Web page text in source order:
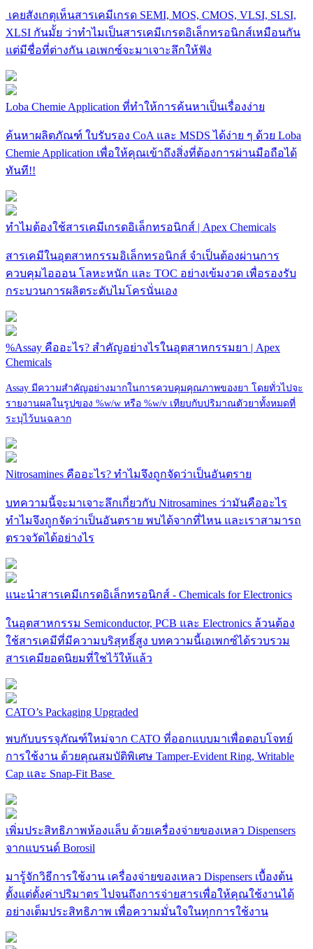
เคยสังเกตุเห็นสารเคมีเกรด SEMI, MOS, CMOS, VLSI, SLSI,
XLSI กันมั้ย ว่าทำไมเป็นสารเคมีเกรดอิเล็กทรอนิกส์เหมือนกัน
แต่มีชื่อที่ต่างกัน เอเพกซ์จะมาเจาะลึกให้ฟัง
Loba Chemie Application ที่ทำให้การค้นหาเป็นเรื่องง่าย
ค้นหาผลิตภัณฑ์ ใบรับรอง CoA และ MSDS ได้ง่าย ๆ ด้วย Loba
Chemie Application เพื่อให้คุณเข้าถึงสิ่งที่ต้องการผ่านมือถือได้
ทันที!!
ทำไมต้องใช้สารเคมีเกรดอิเล็กทรอนิกส์ | Apex Chemicals
สารเคมีในอุตสาหกรรมอิเล็กทรอนิกส์ จำเป็นต้องผ่านการ
ควบคุมไอออน โลหะหนัก และ TOC อย่างเข้มงวด เพื่อรองรับ
กระบวนการผลิตระดับไมโครนั่นเอง
%Assay คืออะไร? สำคัญอย่างไรในอุตสาหกรรมยา | Apex
Chemicals
Assay มีความสำคัญอย่างมากในการควบคุมคุณภาพของยา โดยทั่วไปจะ
รายงานผลในรูปของ %w/w หรือ %w/v เทียบกับปริมาณตัวยาทั้งหมดที่
ระบุไว้บนฉลาก
Nitrosamines คืออะไร? ทำไมจึงถูกจัดว่าเป็นอันตราย
บทความนี้จะมาเจาะลึกเกี่ยวกับ Nitrosamines ว่ามันคืออะไร
ทำไมจึงถูกจัดว่าเป็นอันตราย พบได้จากที่ไหน และเราสามารถ
ตรวจวัดได้อย่างไร
แนะนำสารเคมีเกรดอิเล็กทรอนิกส์ - Chemicals for Electronics
ในอุตสาหกรรม Semiconductor, PCB และ Electronics ล้วนต้อง
ใช้สารเคมีที่มีความบริสุทธิ์สูง บทความนี้เอเพกซ์ได้รวบรวม
สารเคมียอดนิยมที่ใชไว้ให้แล้ว
CATO’s Packaging Upgraded
พบกับบรรจุภัณฑ์ใหม่จาก CATO ที่ออกแบบมาเพื่อตอบโจทย์
การใช้งาน ด้วยคุณสมบัติพิเศษ Tamper-Evident Ring, Writable
Cap และ Snap-Fit Base
เพิ่มประสิทธิภาพห้องแล็บ ด้วยเครื่องจ่ายของเหลว Dispensers
จากแบรนด์ Borosil
มารู้จักวิธีการใช้งาน เครื่องจ่ายของเหลว Dispensers เบื้องต้น
ตั้งแต่ตั้งค่าปริมาตร ไปจนถึงการจ่ายสารเพื่อให้คุณใช้งานได้
อย่างเต็มประสิทธิภาพ ​เพื่อความมั่นใจในทุกการใช้งาน